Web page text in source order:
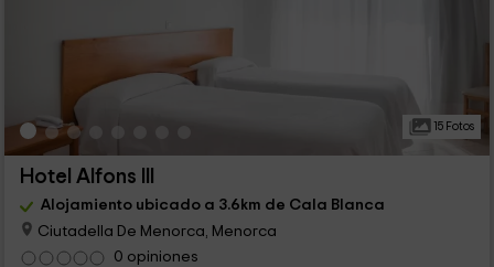
15 Fotos
Hotel Alfons III
Alojamiento ubicado a 3.6km de Cala Blanca
Ciutadella De Menorca, Menorca
0 opiniones